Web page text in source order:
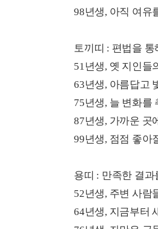
98년생, 아직 여유
토끼띠 : 편법을
51년생, 옛 지인들
63년생, 아름답고
75년생, 늘 변화를
87년생, 가까운 곳
99년생, 점점 좋아
용띠 : 만족한 결
52년생, 주변 사람
64년생, 지금부터